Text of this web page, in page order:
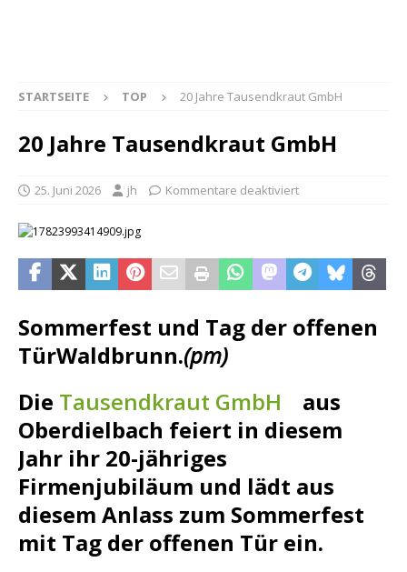
STARTSEITE TOP 20 Jahre Tausendkraut GmbH
20 Jahre Tausendkraut GmbH
25. Juni 2026 jh Kommentare deaktiviert
Sommerfest und Tag der offenen
TürWaldbrunn.(pm)
Die Tausendkraut GmbH
aus
Oberdielbach feiert in diesem
Jahr ihr 20-jähriges
Firmenjubiläum und lädt aus
diesem Anlass zum Sommerfest
mit Tag der offenen Tür ein.